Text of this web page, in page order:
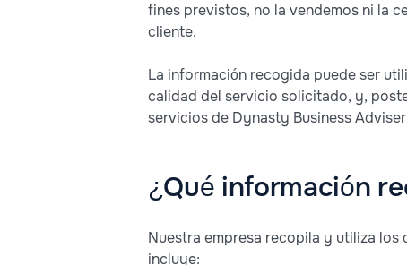
fines previstos, no la vendemos ni la
cliente.
La información recogida puede ser
calidad del servicio solicitado, y,
servicios de Dynasty Business
¿Qué información
Nuestra empresa recopila y utiliza
incluye: